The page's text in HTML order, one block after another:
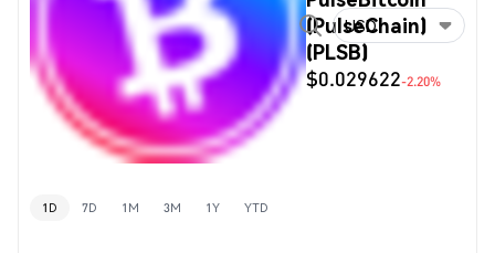
(PulseChain)
(PLSB)
$0.029622-2.20%
USD
1D 7D 1M 3M 1Y YTD